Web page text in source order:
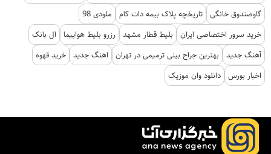
گاوصندوق خانگی تاریخچه پلاک بیمه دات کام
ملودی 98
خرید سرور اختصاصی ایران
بلیط قطار مشهد رزرو بلیط هواپیما
ال بانک
آهنگ جدید
بهترین جراح بینی ترمیمی در تهران اهنگ جدید خرید قهوه
اخبار بورس دانلود وان موزیک